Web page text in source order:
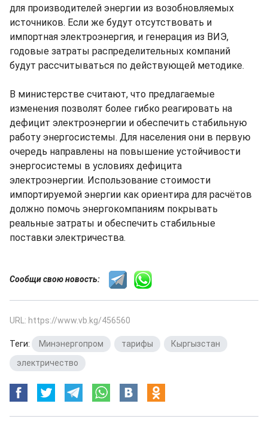
для производителей энергии из возобновляемых
источников. Если же будут отсутствовать и
импортная электроэнергия, и генерация из ВИЭ,
годовые затраты распределительных компаний
будут рассчитываться по действующей методике.
В министерстве считают, что предлагаемые
изменения позволят более гибко реагировать на
дефицит электроэнергии и обеспечить стабильную
работу энергосистемы. Для населения они в первую
очередь направлены на повышение устойчивости
энергосистемы в условиях дефицита
электроэнергии. Использование стоимости
импортируемой энергии как ориентира для расчётов
должно помочь энергокомпаниям покрывать
реальные затраты и обеспечить стабильные
поставки электричества.
Сообщи свою новость:
URL: https://www.vb.kg/456560
Теги: Минэнергопром тарифы Кыргызстан
электричество